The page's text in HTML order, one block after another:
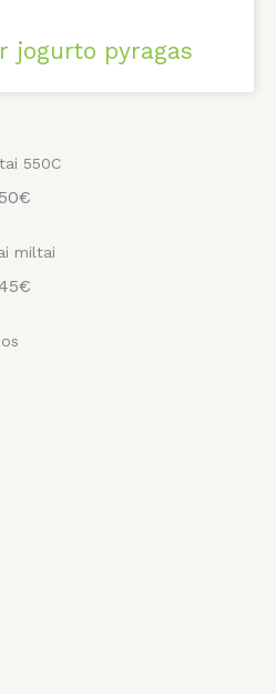
jogurto pyragas
550C
miltai